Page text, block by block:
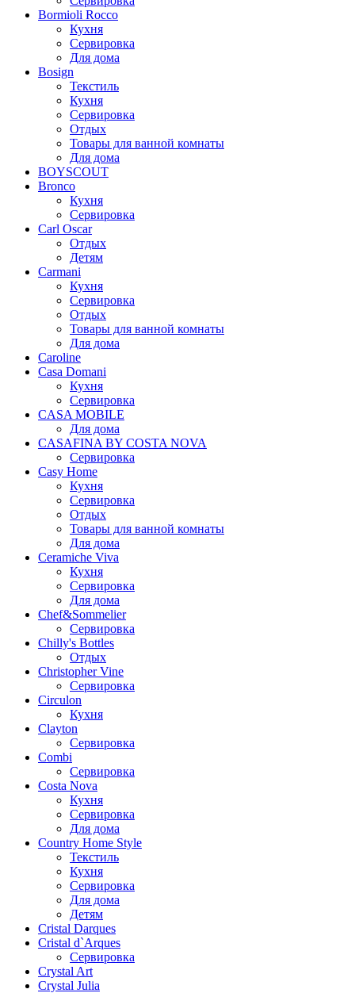
Bormioli Rocco
Кухня
Сервировка
Для дома
Bosign
Текстиль
Кухня
Сервировка
Отдых
Товары для ванной комнаты
Для дома
BOYSCOUT
Bronco
Кухня
Сервировка
Carl Oscar
Отдых
Детям
Carmani
Кухня
Сервировка
Отдых
Товары для ванной комнаты
Для дома
Caroline
Casa Domani
Кухня
Сервировка
CASA MOBILE
Для дома
CASAFINA BY COSTA NOVA
Сервировка
Casy Home
Кухня
Сервировка
Отдых
Товары для ванной комнаты
Для дома
Ceramiche Viva
Кухня
Сервировка
Для дома
Chef&Sommelier
Сервировка
Chilly's Bottles
Отдых
Christopher Vine
Сервировка
Circulon
Кухня
Clayton
Сервировка
Combi
Сервировка
Costa Nova
Кухня
Сервировка
Для дома
Country Home Style
Текстиль
Кухня
Сервировка
Для дома
Детям
Cristal Darques
Cristal d`Arques
Сервировка
Crystal Art
Crystal Julia